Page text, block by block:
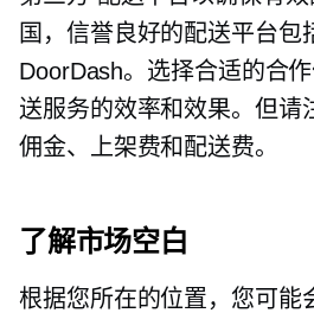
国，信誉良好的配送平台包
DoorDash。选择合适的合
送服务的效率和效果。但请
佣金、上架费和配送费。
了解市场空白
根据您所在的位置，您可能